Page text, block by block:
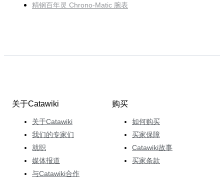
精钢百年灵 Chrono-Matic 腕表
关于Catawiki
关于Catawiki
我们的专家们
就职
媒体报道
与Catawiki合作
购买
如何购买
买家保障
Catawiki故事
买家条款